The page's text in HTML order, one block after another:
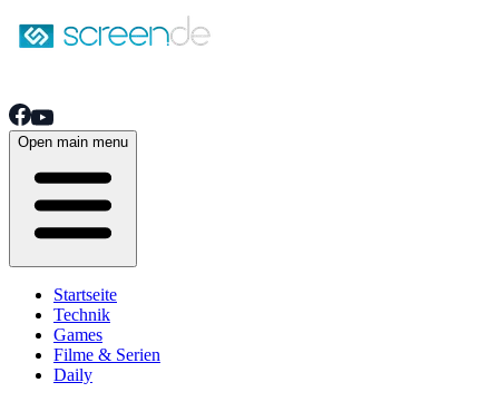
Open main menu
Startseite
Technik
Games
Filme & Serien
Daily